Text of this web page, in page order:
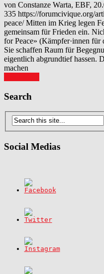
von Constanze Warta, EBF,
335 https://forumcivique.org/
peace/ Mitten im Krieg legen
gemeinsam für Frieden ein.
for Peace» (Kämpfer·innen
Sie schaffen Raum für
eigentlich abgrundtief hassen.
machen
navigation
Search
Social Medias